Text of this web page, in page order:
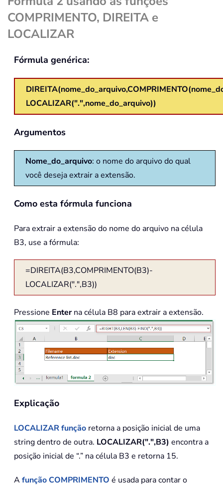
COMPRIMENTO, DIREITA e
LOCALIZAR
Fórmula genérica:
LOCALIZAR(".",nome_do_arquivo))
Argumentos
Nome_do_arquivo: o nome do arquivo do qual
você deseja extrair a extensão.
Como esta fórmula funciona
Para extrair a extensão do nome do arquivo na célula
B3, use a fórmula:
=DIREITA(B3,COMPRIMENTO(B3)-
LOCALIZAR(".",B3))
Pressione Enterna célula B8 para extrair a extensão.
Explicação
LOCALIZARfunção retorna a posição inicial de uma
string dentro de outra. LOCALIZAR(".",B3) encontra a
posição inicial de “.” na célula B3 e retorna 15.
AfunçãoCOMPRIMENTO é usada para contar o